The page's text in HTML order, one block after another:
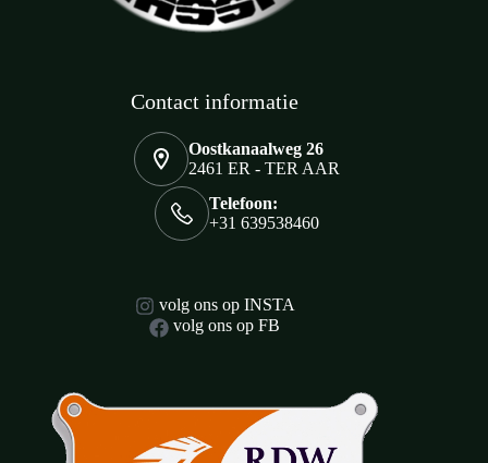
Contact informatie
Oostkanaalweg 26
2461 ER - TER AAR
Telefoon:
+31 639538460
volg ons op INSTA
volg ons op FB